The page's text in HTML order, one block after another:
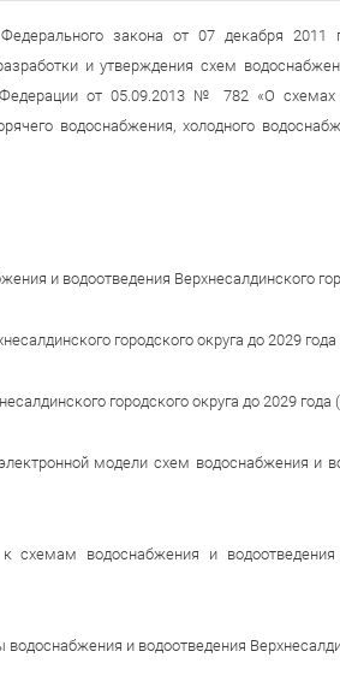
закона от 07 декабря
и утверждения схем
Федерации от 05.09.2013 № 782 «О схемах
водоснабжения, холодного
и водоотведения Верхнесалдинского
городского округа до 2029 года
городского округа до 2029 года
модели схем водоснабжения и
схемам водоснабжения и водоотведения
и водоотведения